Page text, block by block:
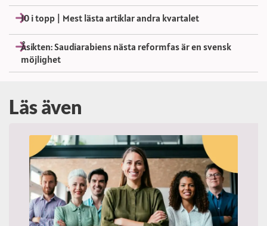
10 i topp | Mest lästa artiklar andra kvartalet
Åsikten: Saudiarabiens nästa reformfas är en svensk
möjlighet
Läs även